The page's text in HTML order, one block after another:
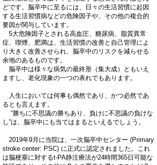
どです。脳卒中に至るには、日々の生活習慣に起因
する生活習慣病などの危険因子や、その他の複合的
要因が関与しています。
5大危険因子とされる高血圧、糖尿病、脂質異常
症、喫煙、肥満は、生活習慣の改善と自己管理によ
り大きく改善させられ、脳卒中のリスクを減らせる
余地のあるものです。
脳卒中は様々な病気の最終形（集大成）ともいえ
ますし、老化現象の一つの表れでもあります。
人生においては何事も偶然であり、かつ必然であ
るとも言えます。
“勝ちに不思議の勝ちあり、負けに不思議の負けな
し”は、脳卒中にも当てはまるといえるでしょう。
2019年9月に当院は、一次脳卒中センター (Primary
stroke center: PSC) に正式に認定されました。これ
は脳梗塞に対するt-PA静注療法が24時間365日可能な